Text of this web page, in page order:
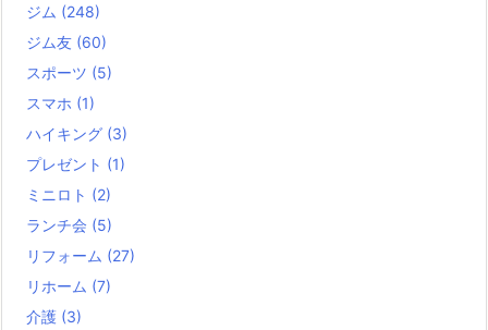
ジム (248)
ジム友 (60)
スポーツ (5)
スマホ (1)
ハイキング (3)
プレゼント (1)
ミニロト (2)
ランチ会 (5)
リフォーム (27)
リホーム (7)
介護 (3)